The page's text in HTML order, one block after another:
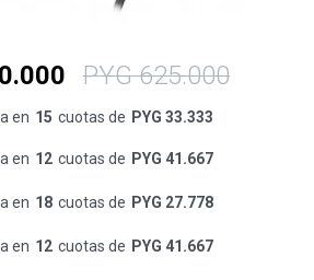
PYG 625.000
en 15 cuotas de PYG 33.333
en 12 cuotas de PYG 41.667
en 18 cuotas de PYG 27.778
en 12 cuotas de PYG 41.667